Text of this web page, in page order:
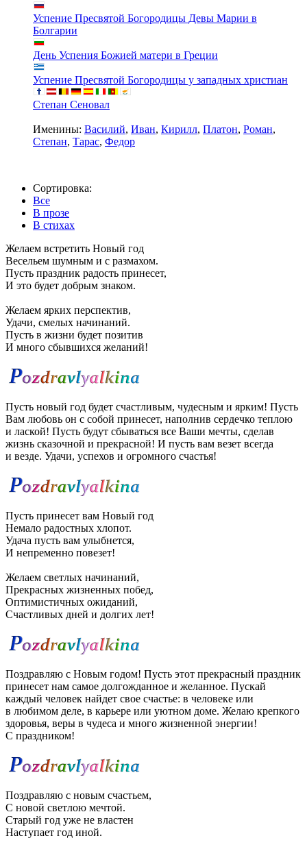
Успение Пресвятой Богородицы Девы Марии в
Болгарии
День Успения Божией матери в Греции
Успение Пресвятой Богородицы у западных христиан
Степан Сеновал
Именины: Василий, Иван, Кирилл, Платон, Роман,
Степан, Тарас, Федор
Сортировка:
Все
В прозе
В стихах
Желаем встретить Новый год
Весельем шумным и с размахом.
Пусть праздник радость принесет,
И это будет добрым знаком.
Желаем ярких перспектив,
Удачи, смелых начинаний.
Пусть в жизни будет позитив
И много сбывшихся желаний!
Пусть новый год будет счастливым, чудесным и ярким! Пусть
Вам любовь он с собой принесет, наполнив сердечко теплою
и лаской! Пусть будут сбываться все Ваши мечты, сделав
жизнь сказочной и прекрасной! И пусть вам везет всегда
и везде. Удачи, успехов и огромного счастья!
Пусть принесет вам Новый год
Немало радостных хлопот.
Удача пусть вам улыбнется,
И непременно повезет!
Желаем светлых начинаний,
Прекрасных жизненных побед,
Оптимистичных ожиданий,
Счастливых дней и долгих лет!
Поздравляю с Новым годом! Пусть этот прекрасный праздник
принесет нам самое долгожданное и желанное. Пускай
каждый человек найдет свое счастье: в человеке или
в любимом деле, в карьере или уютном доме. Желаю крепкого
здоровья, веры в чудеса и много жизненной энергии!
С праздником!
Поздравляю с новым счастьем,
С новой светлою мечтой.
Старый год уже не властен
Наступает год иной.